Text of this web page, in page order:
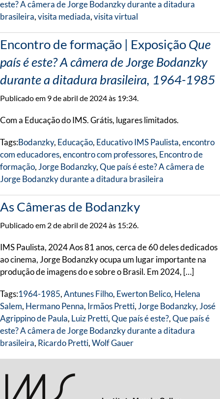
este? A câmera de Jorge Bodanzky durante a ditadura
brasileira,visita mediada,visita virtual
Encontro de formação | ExposiçãoQue
país é este? A câmera de Jorge Bodanzky
durante a ditadura brasileira, 1964-1985
Publicado em 9 de abril de 2024 às 19:34.
Com a Educação do IMS. Grátis, lugares limitados.
Tags:Bodanzky, Educação, Educativo IMS Paulista,encontro
com educadores,encontro com professores, Encontro de
formação, Jorge Bodanzky,Que país é este? A câmera de
Jorge Bodanzky durante a ditadura brasileira
As Câmeras de Bodanzky
Publicado em 2 de abril de 2024 às 15:26.
IMS Paulista, 2024 Aos 81 anos, cerca de 60 deles dedicados
ao cinema, Jorge Bodanzky ocupa um lugar importante na
produção de imagens do e sobre o Brasil. Em 2024, […]
Tags:1964-1985,Antunes Filho, Ewerton Belico, Helena
Salem, Hermano Penna, Irmãos Pretti, Jorge Bodanzky, José
Agrippino de Paula, Luiz Pretti,Que país é este?,Que país é
este? A câmera de Jorge Bodanzky durante a ditadura
brasileira, Ricardo Pretti,Wolf Gauer